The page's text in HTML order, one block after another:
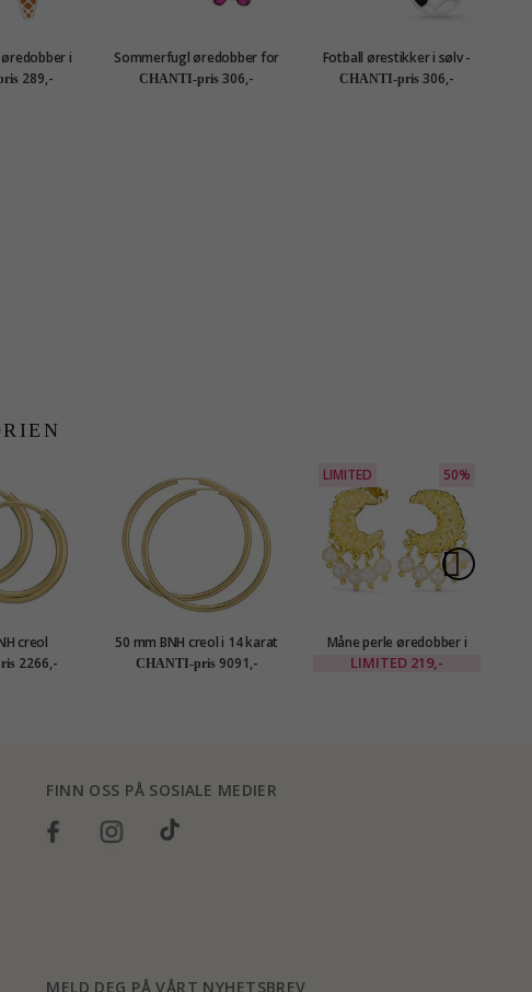
i
Ones
289,-
Sommerfugl øredobber for
barn i sølv - Little Ones
CHANTI-pris 306,-
Fotball ørestikker i sølv -
Little Ones
CHANTI-pris 306,-
creol
karat gull
2266,-
50 mm BNH creol i 14 karat
gull
CHANTI-pris 9091,-
LIMITED 50%
Måne perle øredobber i
forgylt messing - Eliné
LIMITED 219,-
FINN OSS PÅ SOSIALE MEDIER
MELD DEG PÅ VÅRT NYHETSBREV